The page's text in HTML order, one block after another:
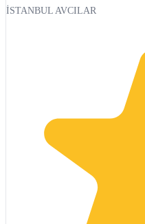
İSTANBUL AVCILAR